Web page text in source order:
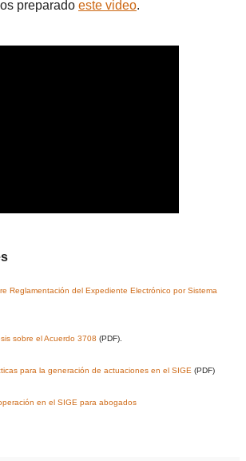
preparado este video.
Reglamentación del Expediente Electrónico por Sistema
sobre el Acuerdo 3708 (PDF).
para la generación de actuaciones en el SIGE (PDF)
en el SIGE para abogados